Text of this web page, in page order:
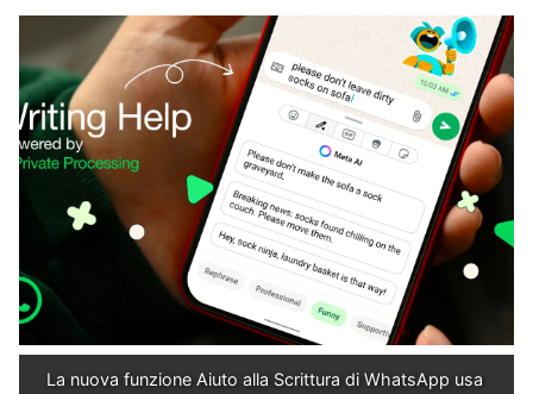
La nuova funzione Aiuto alla Scrittura di WhatsApp usa